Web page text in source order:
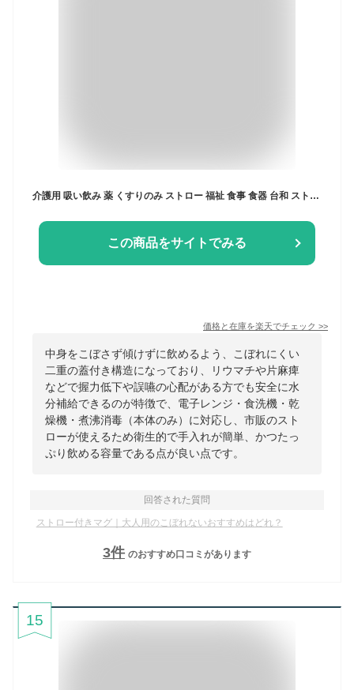
この商品をサイトでみる
価格と在庫を楽天でチェック >>
中身をこぼさず傾けずに飲めるよう、こぼれにくい
二重の蓋付き構造になっており、リウマチや片麻痺
などで握力低下や誤嚥の心配がある方でも安全に水
分補給できるのが特徴で、電子レンジ・食洗機・乾
燥機・煮沸消毒（本体のみ）に対応し、市販のスト
ローが使えるため衛生的で手入れが簡単、かつたっ
ぷり飲める容量である点が良い点です。
回答された質問
ストロー付きマグ｜大人用のこぼれないおすすめはどれ？
3件 のおすすめ口コミがあります
15